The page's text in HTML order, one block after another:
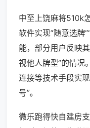
中至上饶麻将510k
软件实现“随意选牌
能，部分用户反映
视他人牌型”的情况
连接等技术手段实
号”。
微乐跑得快自建房